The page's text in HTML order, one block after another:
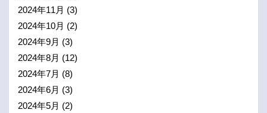
2024年11月 (3)
2024年10月 (2)
2024年9月 (3)
2024年8月 (12)
2024年7月 (8)
2024年6月 (3)
2024年5月 (2)